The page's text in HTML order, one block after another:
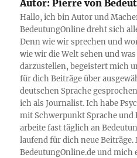
Autor: Pierre von
Hallo, ich bin Autor und
BedeutungOnline dreht sich
Denn wie wir sprechen und
wie wir die Welt sehen und
darzustellen, begeistert mich
für dich Beiträge über
deutschen Sprache
ich als Journalist. Ich habe
mit Schwerpunkt Sprache und
arbeite fast täglich an
laufend für dich neue Beiträge.
BedeutungOnline.de und